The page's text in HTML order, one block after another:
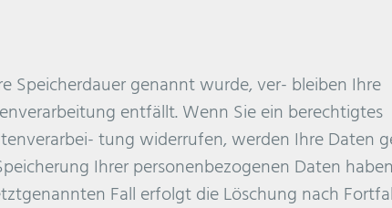
Speicherdauer genannt wurde, ver- bleiben Ihre
entfällt. Wenn Sie ein berechtigtes
tung widerrufen, werden Ihre Daten
Ihrer personenbezogenen Daten
Fall erfolgt die Löschung nach